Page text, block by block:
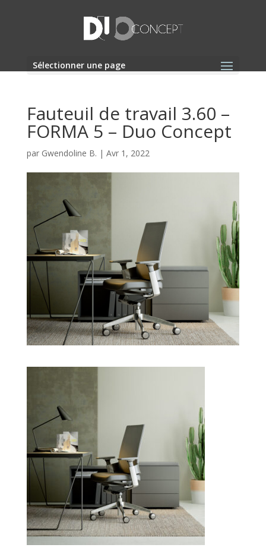
Sélectionner une page
Fauteuil de travail 3.60 –
FORMA 5 – Duo Concept
par Gwendoline B. | Avr 1, 2022